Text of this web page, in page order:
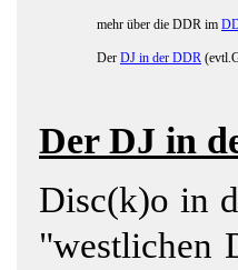
mehr über die DDR im
Der DJ in der DDR
Der DJ in
Disc(k)o in
"westlichen